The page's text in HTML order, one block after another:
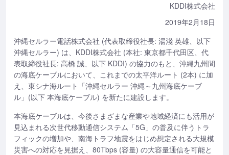
KDDI株式会社
2019年2月18日
沖縄セルラー電話株式会社 (代表取締役社長: 湯淺 英雄、以下
沖縄セルラー) は、KDDI株式会社 (本社: 東京都千代田区、代
表取締役社長: 高橋 誠、以下 KDDI) の協力のもと、沖縄九州間
の海底ケーブルにおいて、これまでの太平洋ルート (2本) に加
え、東シナ海ルート「沖縄セルラー 沖縄～九州海底ケーブ
ル」(以下 本海底ケーブル) を新たに建設します。
本海底ケーブルは、今後さまざまな産業や地域経済にも活用が
見込まれる次世代移動通信システム「5G」の普及に伴うトラ
フィックの増加や、南海トラフ地震をはじめ想定される大規模
災害への対応を見据え、80Tbps (容量) の大容量通信を可能と